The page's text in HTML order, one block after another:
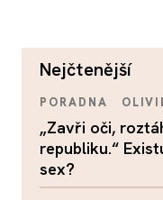
nejčtenější
PORADNA
„Zavři oči,
republiku.“
sex?